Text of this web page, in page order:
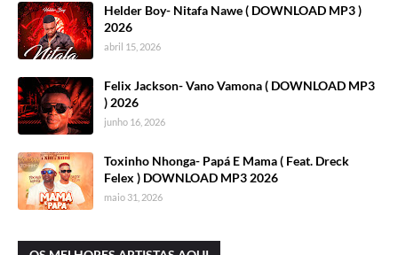
Helder Boy- Nitafa Nawe ( DOWNLOAD MP3 )
2026
abril 15, 2026
Felix Jackson- Vano Vamona ( DOWNLOAD MP3
) 2026
junho 16, 2026
Toxinho Nhonga- Papá E Mama ( Feat. Dreck
Felex ) DOWNLOAD MP3 2026
maio 31, 2026